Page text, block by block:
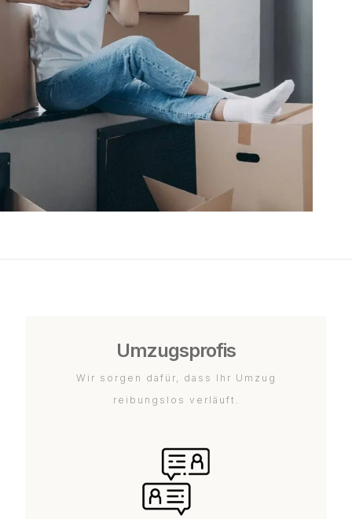
Umzugsprofis
Wir sorgen dafür, dass Ihr Umzug
reibungslos verläuft.